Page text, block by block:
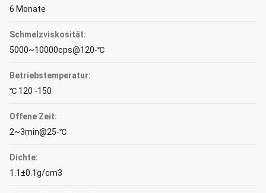
6 Monate
Schmelzviskosität:
5000~10000cps@120-℃
Betriebstemperatur:
℃ 120 -150
Offene Zeit:
2~3min@25-℃
Dichte:
1.1±0.1g/cm3